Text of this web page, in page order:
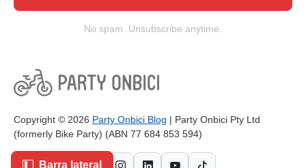
Barra lateral
No spam. Unsubscribe anytime.
Copyright © 2026 Party Onbici Blog | Party Onbici Pty Ltd
(formerly Bike Party) (ABN 77 684 853 594)